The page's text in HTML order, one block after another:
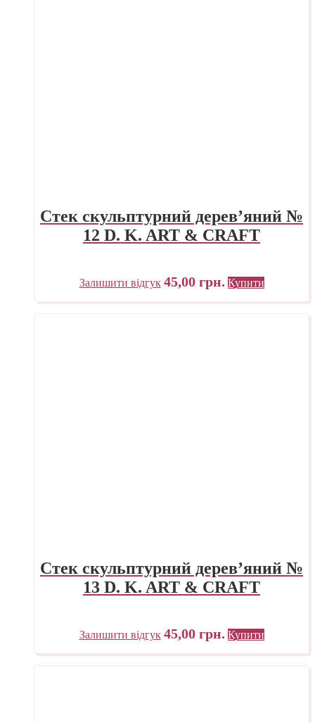
Стек скульптурний дерев’яний №
12 D. K. ART & CRAFT
Залишити відгук 45,00 грн. Купити
Стек скульптурний дерев’яний №
13 D. K. ART & CRAFT
Залишити відгук 45,00 грн. Купити